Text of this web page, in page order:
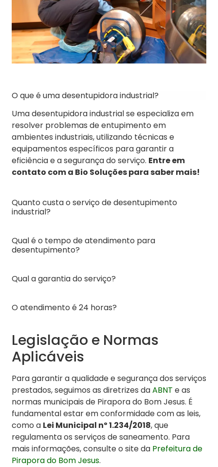
O que é uma desentupidora industrial?
Uma desentupidora industrial se especializa em
resolver problemas de entupimento em
ambientes industriais, utilizando técnicas e
equipamentos específicos para garantir a
eficiência e a segurança do serviço. Entre em
contato com a Bio Soluções para saber mais!
Quanto custa o serviço de desentupimento
industrial?
Qual é o tempo de atendimento para
desentupimento?
Qual a garantia do serviço?
O atendimento é 24 horas?
Legislação e Normas
Aplicáveis
Para garantir a qualidade e segurança dos serviços
prestados, seguimos as diretrizes daABNT e as
normas municipais de Pirapora do Bom Jesus. É
fundamental estar em conformidade com as leis,
como a Lei Municipal nº 1.234/2018, que
regulamenta os serviços de saneamento. Para
mais informações, consulte o site da Prefeitura de
Pirapora do Bom Jesus.